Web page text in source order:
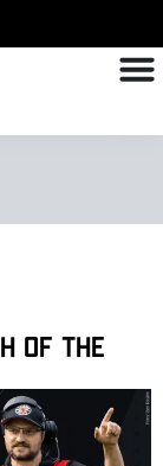
of the